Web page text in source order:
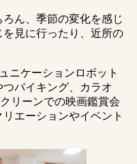
ん、季節の変化を感じ
見に行ったり、近所の
ニケーションロボット
バイキング、カラオ
リーンでの映画鑑賞会
エーションやイベント